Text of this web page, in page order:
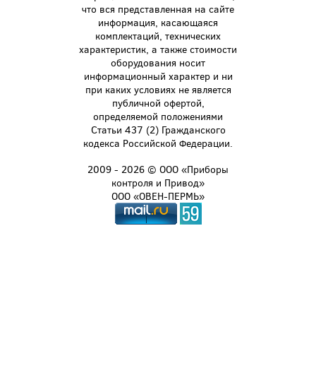
что вся представленная на сайте
информация, касающаяся
комплектаций, технических
характеристик, а также стоимости
оборудования носит
информационный характер и ни
при каких условиях не является
публичной офертой,
определяемой положениями
Статьи 437 (2) Гражданского
кодекса Российской Федерации.
2009 - 2026 © ООО «Приборы
контроля и Привод»
ООО «ОВЕН-ПЕРМЬ»